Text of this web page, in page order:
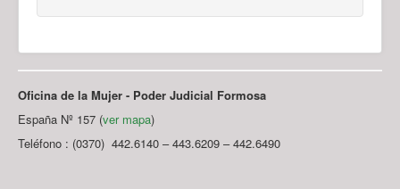
Oficina de la Mujer - Poder Judicial Formosa
España Nº 157 (ver mapa)
Teléfono : (0370) 442.6140 – 443.6209 – 442.6490